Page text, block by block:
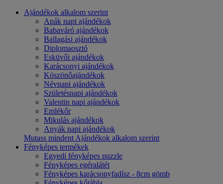
Ajándékok alkalom szerint
Apák napi ajándékok
Babaváró ajándékok
Ballagási ajándékok
Diplomaosztó
Esküvői ajándékok
Karácsonyi ajándékok
Köszönőajándékok
Névnapi ajándékok
Születésnapi ajándékok
Valentin napi ajándékok
Emlékőr
Mikulás ajándékok
Anyák napi ajándékok
Mutass mindent Ajándékok alkalom szerint
Fényképes termékek
Egyedi fényképes puzzle
Fényképes egéralátét
Fényképes karácsonyfadísz - 8cm gömb